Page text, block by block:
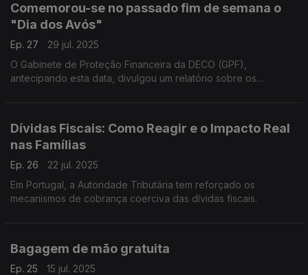
Comemorou-se no passado fim de semana o
"Dia dos Avós"
Ep. 27
29 jul. 2025
O Gabinete de Proteção Financeira da DECO (GPF),
antecipando esta data, divulgou um relatório sobre os
Dívidas Fiscais: Como Reagir e o Impacto Real
nas Famílias
Ep. 26
22 jul. 2025
Em Portugal, a Autoridade Tributária tem reforçado os
mecanismos de cobrança coerciva das dívidas fiscais.
Bagagem de mão gratuita
Ep. 25
15 jul. 2025